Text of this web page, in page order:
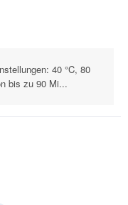
40 °C, 80
bis zu 90 Mi...